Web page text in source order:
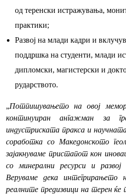
од теренски истражувања,
практики;
Развој на млади кадри и
поддршка на студенти, млади
дипломски, магистерски и
рударството.
„Потпишувањето на овој
континуиран ангажман за
индустриската пракса и
соработка со Македонското
зајакнуваме пристапот кон
со минерални ресурси и
Веруваме дека
реалните предизвици на терен ќе